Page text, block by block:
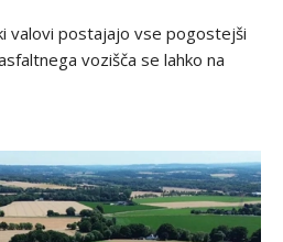
valovi postajajo vse pogostejši
vozišča se lahko na